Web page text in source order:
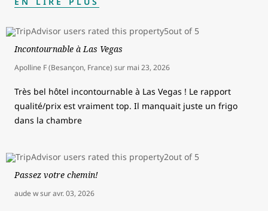
Incontournable à Las Vegas
Apolline F (Besançon, France) sur mai 23, 2026
Très bel hôtel incontournable à Las Vegas ! Le rapport
qualité/prix est vraiment top. Il manquait juste un frigo
dans la chambre
Passez votre chemin!
aude wsuravr. 03, 2026